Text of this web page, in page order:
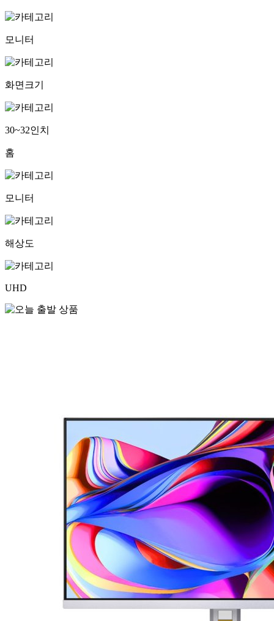
모니터
화면크기
30~32인치
홈
모니터
해상도
UHD